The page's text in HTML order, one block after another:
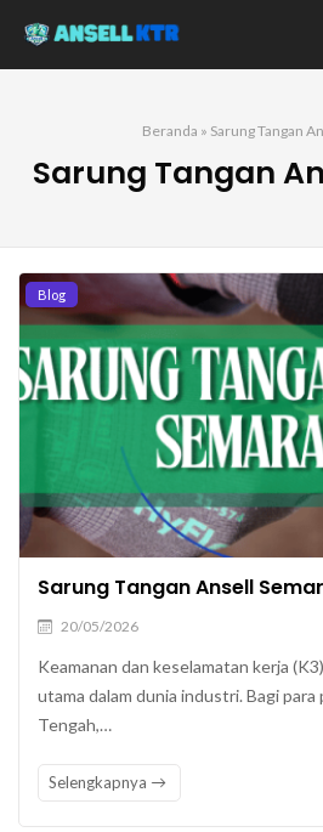
Beranda » Sarung Tangan
Sarung Tangan
Blog
Sarung Tangan Ansell
20/05/2026
Keamanan dan keselamatan kerja
utama dalam dunia industri. Bagi
Tengah,…
Selengkapnya